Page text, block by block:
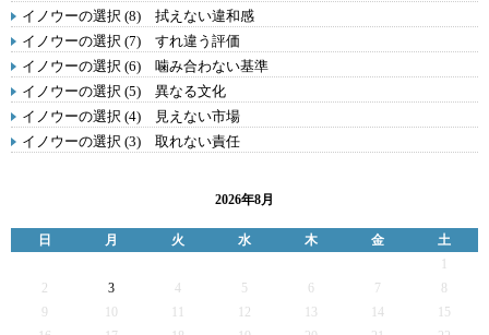
イノウーの選択 (8) 拭えない違和感
イノウーの選択 (7) すれ違う評価
イノウーの選択 (6) 噛み合わない基準
イノウーの選択 (5) 異なる文化
イノウーの選択 (4) 見えない市場
イノウーの選択 (3) 取れない責任
2026年8月
日 月 火 水 木 金
土
2
3 4 5 6 7
9
12 13 14
15